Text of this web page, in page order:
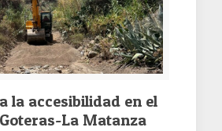
la accesibilidad en el
La Matanza